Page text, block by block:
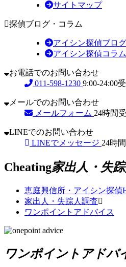
サイトマップ
探偵ブログ・コラム
アイシン探偵ブログ
アイシン探偵コラム
お電話でのお問い合わせ
011-598-1230 9:00-24:00
メールでのお問い合わせ
メールフォーム 24時間
LINEでのお問い合わせ
LINEでメッセージ 24時
Cheating家出人・失
恵庭興信所・アイシン探偵
家出人・失踪人調査
ワンポイントアドバイス
ワンポイントアドバ